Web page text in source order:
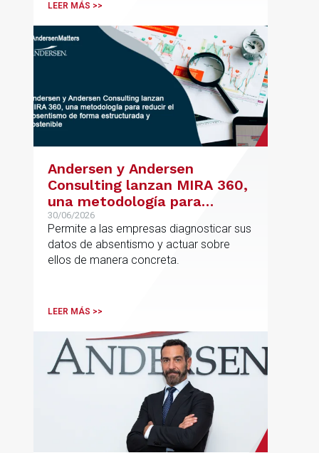
LEER MÁS >>
Andersen y Andersen
Consulting lanzan MIRA 360,
una metodología para
reducir el absentismo de
forma estructurada y
sostenible
30/06/2026
Permite a las empresas diagnosticar sus
datos de absentismo y actuar sobre
ellos de manera concreta.
LEER MÁS >>